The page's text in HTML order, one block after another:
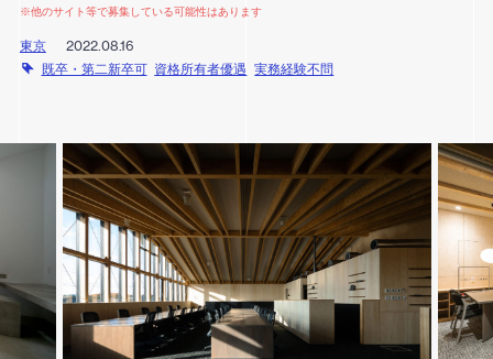
※他のサイト等で募集している可能性はあります
東京
2022.08.16
既卒・第二新卒可 資格所有者優遇 実務経験不問